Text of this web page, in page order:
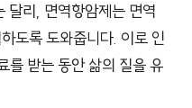
달리, 면역항암제는 면역
도록 도와줍니다. 이로 인
를 받는 동안 삶의 질을 유